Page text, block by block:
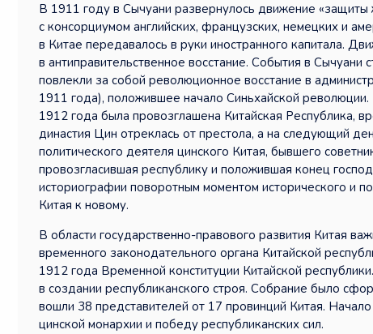
В 1911 году в Сычуани развернулось движение
с консорциумом английских, французских, немецких и
в Китае передавалось в руки иностранного капитала.
в антиправительственное восстание. События в
повлекли за собой революционное восстание в
1911 года), положившее начало Синьхайской
1912 года была провозглашена Китайская Республика,
династия Цин отреклась от престола, а на следующий
политического деятеля цинского Китая, бывшего
провозгласившая республику и положившая конец
историографии поворотным моментом исторического и
Китая к новому.
В области государственно-правового развития Китая
временного законодательного органа Китайской
1912 года Временной конституции Китайской
в создании республиканского строя. Собрание было
вошли 38 представителей от 17 провинций Китая.
цинской монархии и победу республиканских сил.